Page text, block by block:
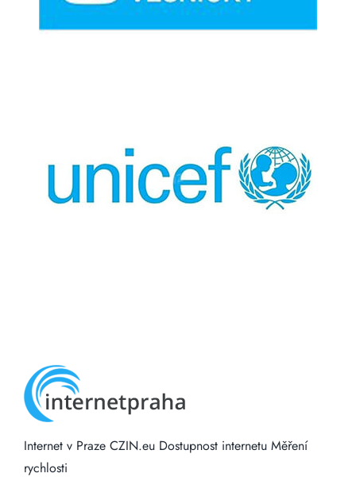
Internet v Praze CZIN.eu Dostupnost internetu Měření
rychlosti